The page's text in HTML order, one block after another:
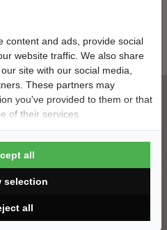
content and ads, provide social
website traffic. We also share
site with our social media,
These partners may
you've provided to them or that
of their services.
all
selection
all